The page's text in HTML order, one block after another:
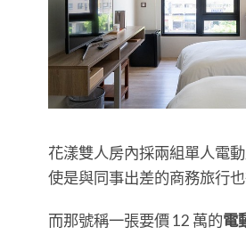
花漾雙人房內採兩組單人電
使是與同事出差的商務旅行
而那號稱一張要價 12 萬的電